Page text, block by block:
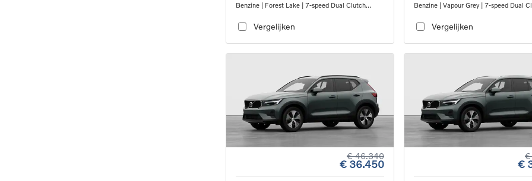
Benzine | Forest Lake | 7-speed Dual Clutch
Vergelijken
Benzine | Vapour Grey | 7-speed Dual
Vergelijken
€ 46.340
€ 36.450
€
€